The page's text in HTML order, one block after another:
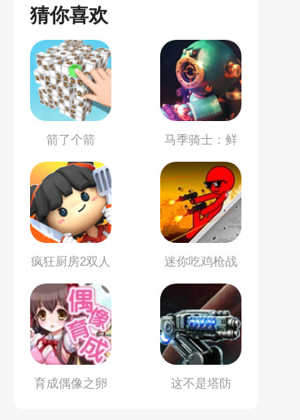
猜你喜欢
箭了个箭
马季骑士：鲜
血巴格斯
疯狂厨房2双人
模式
迷你吃鸡枪战
育成偶像之卵 这不是塔防